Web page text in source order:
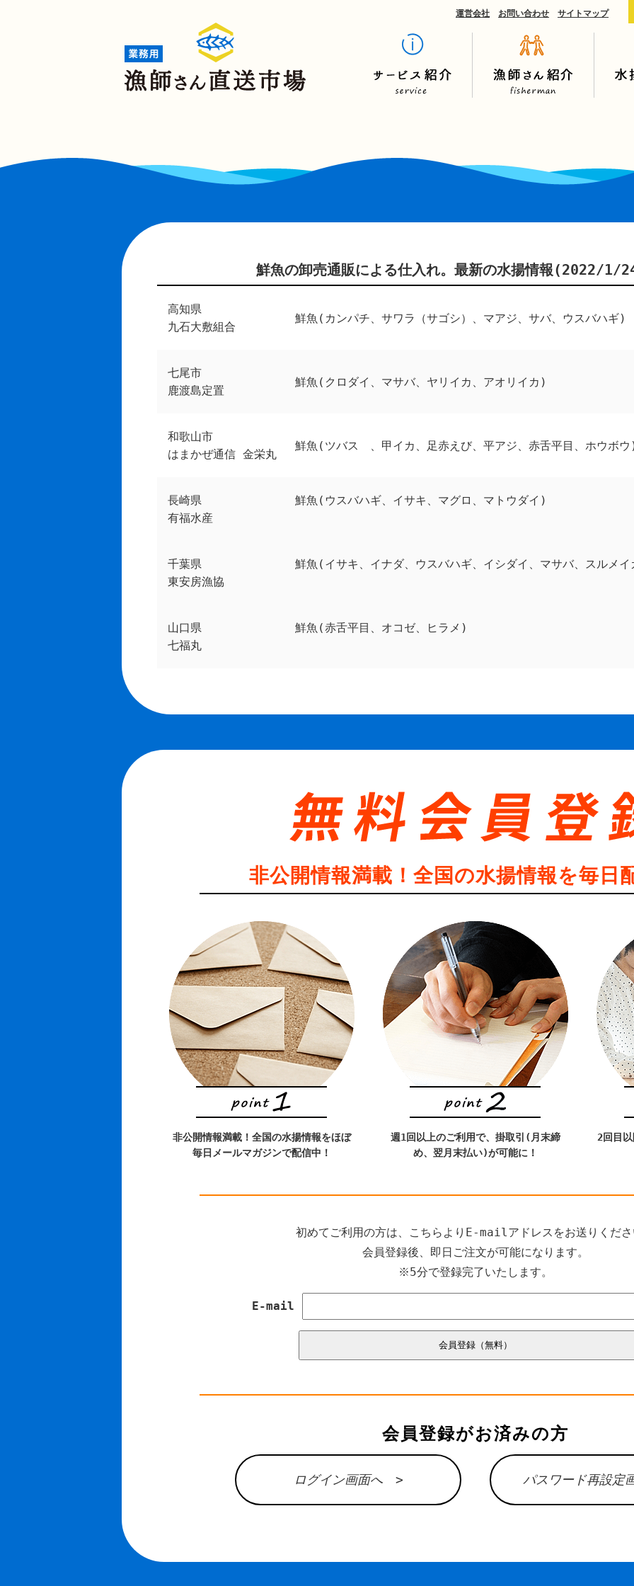
運営会社 お問い合わせ サイトマップ
鮮魚の卸売通販による仕入れ。最新の水揚情報(2022/1/
高知県
九石大敷組合
鮮魚(カンパチ、サワラ（サゴシ）、マアジ、サバ、ウスバハギ)
七尾市
鹿渡島定置
鮮魚(クロダイ、マサバ、ヤリイカ、アオリイカ)
和歌山市
はまかぜ通信 金栄丸
鮮魚(ツバス 、甲イカ、足赤えび、平アジ、赤舌平目、ホウボ
長崎県
有福水産
鮮魚(ウスバハギ、イサキ、マグロ、マトウダイ)
千葉県
東安房漁協
鮮魚(イサキ、イナダ、ウスバハギ、イシダイ、マサバ、スルメ
山口県
七福丸
鮮魚(赤舌平目、オコゼ、ヒラメ)
非公開情報満載！全国の水揚情報を毎日
非公開情報満載！全国の水揚情報をほぼ
毎日メールマガジンで配信中！
週1回以上のご利用で、掛取引(月末締
め、翌月末払い)が可能に！
2回目
初めてご利用の方は、こちらよりE-mailアドレスをお送りくだ
会員登録後、即日ご注文が可能になります。
※5分で登録完了いたします。
E-mail
会員登録がお済みの方
ログイン画面へ > パスワード再設